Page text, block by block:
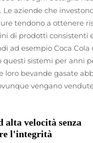
Le aziende che
tendono a ottenere
di prodotti consistenti
ad esempio Coca Cola
questi sistemi per anni
loro bevande gasate
vengano
alta velocità senza
l'integrità